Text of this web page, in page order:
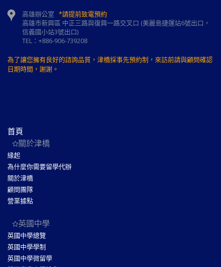
高雄辦公室 *請提前致電預約
高雄市新興區 中正三路與復興一路交叉口 (美麗島捷運站6號出口，
信義國小站3號出口)
TEL：+886-906-739208
為了讓您擁有良好的諮詢品質，津橋採事先預約制，來訪前請與顧問確認
日期時間，謝謝。
首頁
關於津橋
緣起
為什麼你需要留學代辦
關於津橋
顧問團隊
營業據點
英國中學
英國中學總覽
英國中學學制
英國中學微留學